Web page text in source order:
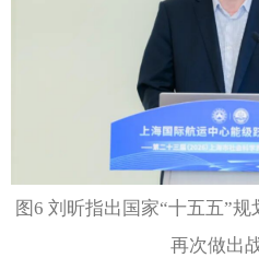
图6 刘昕指出国家“十五五”
再次做出